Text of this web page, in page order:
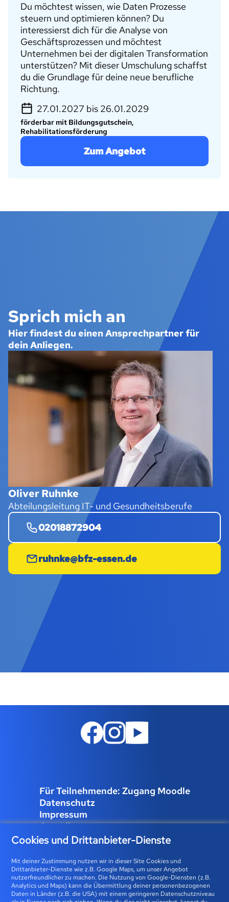
Du möchtest wissen, wie Daten Prozesse
steuern und optimieren können? Du
interessierst dich für die Analyse von
Geschäftsprozessen und möchtest
Unternehmen bei der digitalen Transformation
unterstützen? Mit dieser Umschulung schaffst
du die Grundlage für deine neue berufliche
Richtung.
27.01.2027 bis 26.01.2029
förderbar mit Bildungsgutschein,
Rehabilitationsförderung
Zum Angebot
Sprich mich an
Hier findest du einen Ansprechpartner für
dein Anliegen.
Oliver Ruhnke
Abteilungsleitung IT- und Gesundheitsberufe
02018872904
ruhnke@bfz-essen.de
Für Teilnehmende: Zugang Moodle
Datenschutz
Impressum
Compliance
Job und Karriere
Bfz-Essen GmbH | Karolingerstraße 93 | 45141 Essen 0800
Cookies und Drittanbieter-Dienste
Mit deiner Zustimmung nutzen wir in dieser Site Cookies und
Drittanbieter-Dienste wie z.B. Google Maps, um unser Angebot
nutzerfreundlicher zu machen. Die Nutzung von Google-Diensten (z.B.
Analytics und Maps) kann die Übermittlung deiner personenbezogenen
Daten in Länder (z.B. die USA) mit einem geringeren Datenschutzniveau